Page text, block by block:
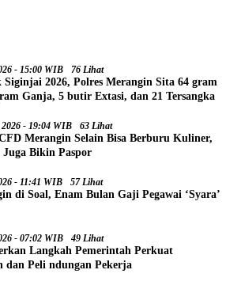
- 15:00 WIB 76 Lihat
Siginjai 2026, Polres Merangin Sita 64 gram
Ganja, 5 butir Extasi, dan 21 Tersangka
- 19:04 WIB 63 Lihat
Merangin Selain Bisa Berburu Kuliner,
Juga Bikin Paspor
- 11:41 WIB 57 Lihat
di Soal, Enam Bulan Gaji Pegawai ‘Syara’
- 07:02 WIB 49 Lihat
Langkah Pemerintah Perkuat
dan Peli ndungan Pekerja